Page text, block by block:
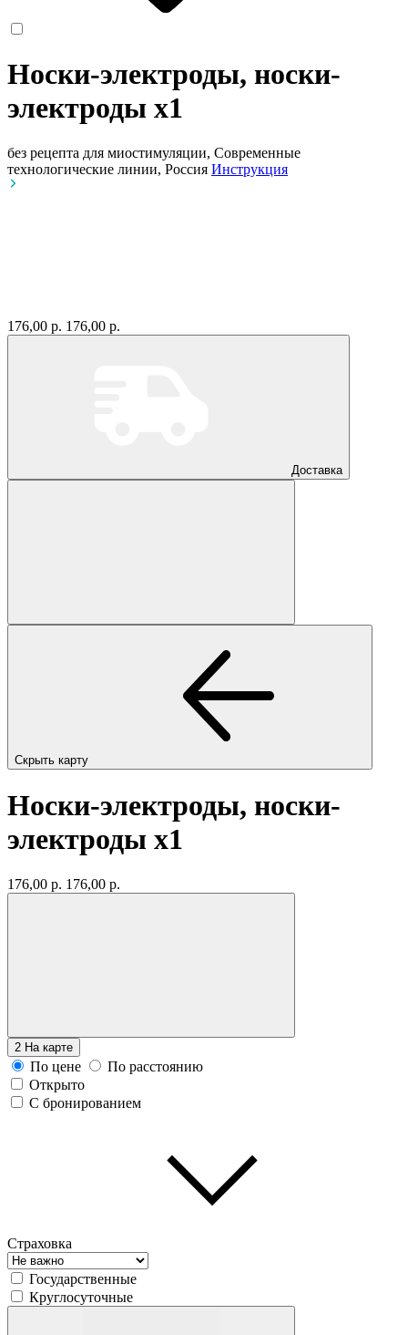
Носки-электроды, носки-
электроды x1
без рецепта для миостимуляции, Современные
технологические линии, Россия Инструкция
176,00 р. 176,00 р.
Доставка
Скрыть карту
Носки-электроды, носки-
электроды x1
176,00 р. 176,00 р.
2 На карте
По цене
По расстоянию
Открыто
С бронированием
Страховка
Государственные
Круглосуточные